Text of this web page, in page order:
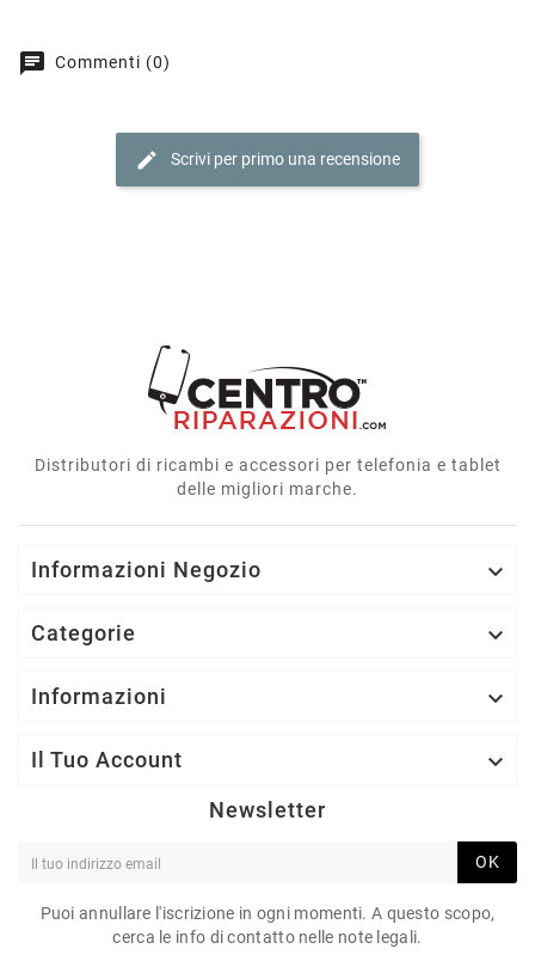
chat Commenti (0)
edit Scrivi per primo una recensione
Distributori di ricambi e accessori per telefonia e tablet
delle migliori marche.
Informazioni Negozio 
Categorie 
Informazioni 
Il Tuo Account 
Newsletter
OK
Puoi annullare l'iscrizione in ogni momenti. A questo scopo,
cerca le info di contatto nelle note legali.